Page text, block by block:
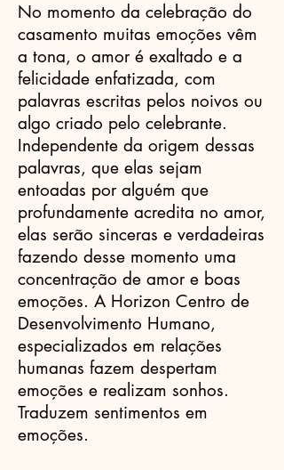
No momento da celebração do
casamento muitas emoções vêm
a tona, o amor é exaltado e a
felicidade enfatizada, com
palavras escritas pelos noivos ou
algo criado pelo celebrante.
Independente da origem dessas
palavras, que elas sejam
entoadas por alguém que
profundamente acredita no amor,
elas serão sinceras e verdadeiras
fazendo desse momento uma
concentração de amor e boas
emoções. A Horizon Centro de
Desenvolvimento Humano,
especializados em relações
humanas fazem despertam
emoções e realizam sonhos.
Traduzem sentimentos em
emoções.